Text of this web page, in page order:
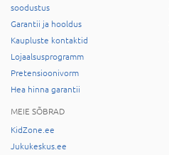
soodustus
Garantii ja hooldus
Kaupluste kontaktid
Lojaalsusprogramm
Pretensioonivorm
Hea hinna garantii
MEIE SÕBRAD
KidZone.ee
Jukukeskus.ee